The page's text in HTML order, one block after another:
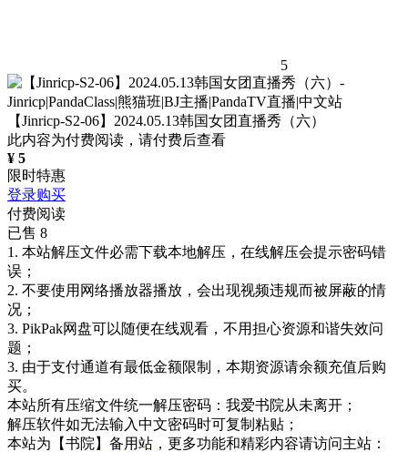
5
【Jinricp-S2-06】2024.05.13韩国女团直播秀（六）
此内容为付费阅读，请付费后查看
¥ 5
限时特惠
登录购买
付费阅读
已售 8
1. 本站解压文件必需下载本地解压，在线解压会提示密码错
误；
2. 不要使用网络播放器播放，会出现视频违规而被屏蔽的情
况；
3. PikPak网盘可以随便在线观看，不用担心资源和谐失效问
题；
3. 由于支付通道有最低金额限制，本期资源请余额充值后购
买。
本站所有压缩文件统一解压密码：我爱书院从未离开；
解压软件如无法输入中文密码时可复制粘贴；
本站为【书院】备用站，更多功能和精彩内容请访问主站：